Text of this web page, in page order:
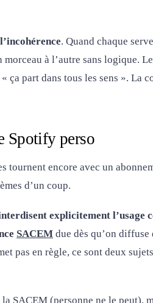
l’incohérence. Quand chaque
morceau à l’autre sans logique.
ça part dans tous les sens ». La
Spotify perso
tournent encore avec un
d’un coup.
explicitement l’usage
SACEM due dès qu’on diffuse
pas en règle, ce sont deux
SACEM (personne ne le peut),